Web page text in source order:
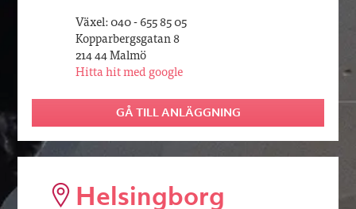
Växel: 040 - 655 85 05
Kopparbergsgatan 8
214 44 Malmö
Hitta hit med google
GÅ TILL ANLÄGGNING
Helsingborg